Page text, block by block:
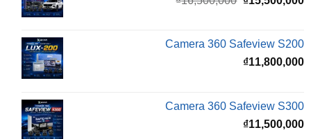
₫16,500,000.
Camera 360 Safeview S200
Camera 360 Safeview S300
Camera 360 SAFEVIEW S500